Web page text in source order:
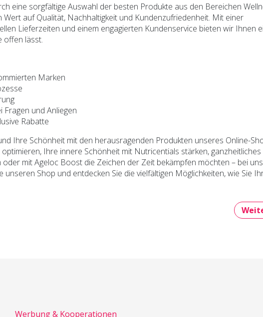
eine sorgfältige Auswahl der besten Produkte aus den Bereichen
Wert auf Qualität, Nachhaltigkeit und Kundenzufriedenheit. Mit einer
Lieferzeiten und einem engagierten Kundenservice bieten wir Ihnen
offen lässt.
Marken
Fragen und Anliegen
Rabatte
Ihre Schönheit mit den herausragenden Produkten unseres Online-
Ihre innere Schönheit mit Nutricentials stärken, ganzheitliches
mit Ageloc Boost die Zeichen der Zeit bekämpfen möchten – bei
unseren Shop und entdecken Sie die vielfältigen Möglichkeiten, wie Sie
Englisch vom Nativecoach: Die beste Wahl für Ihr Kind
Werbung & Kooperationen